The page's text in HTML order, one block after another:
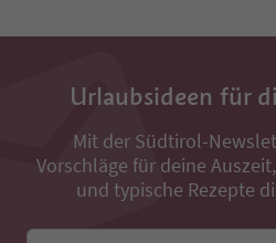
Urlaubsideen für
Mit der Südtirol-
Vorschläge für deine
und typische Rezepte